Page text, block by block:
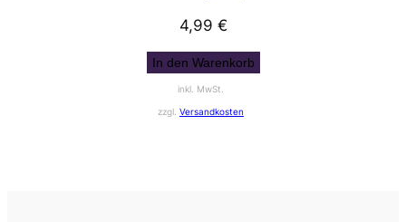
4,99 €
In den Warenkorb
inkl. MwSt.
zzgl. Versandkosten